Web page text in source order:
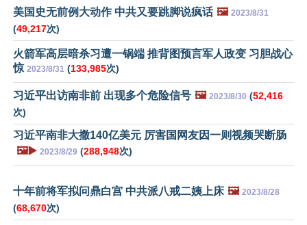
美国史无前例大动作 中共又要跳脚说疯话 🖼️ 2023/8/31
(49,217次)
火箭军高层暗杀习遭一锅端 推背图预言军人政变 习胆战心
惊 2023/8/31 (133,985次)
习近平出访南非前 出现多个危险信号 🖼️ 2023/8/30 (52,416
次)
习近平南非大撒140亿美元 厉害国网友因一则视频哭断肠
🖼️▶️ 2023/8/29 (288,948次)
十年前将军拟问鼎白宫 中共派八戒二姨上床 🖼️ 2023/8/28
(68,670次)